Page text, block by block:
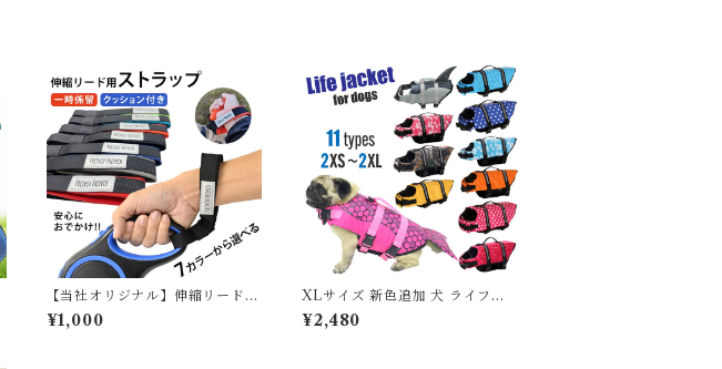
【当社オリジナル】伸縮リード用
ストラップ ハンズフリー 楽 リー
ド用ハンドル 一時係留可能 すっ
¥1,000
XLサイズ 新色追加 犬 ライフジ
ャケット 犬用 ドッグ ペット 安全
安心 超小型犬 小型犬 中型犬 大型
¥2,480